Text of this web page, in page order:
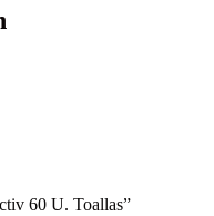
60 U. Toallas”